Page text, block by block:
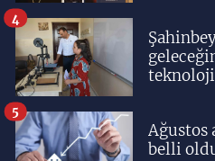
4
Ağustos
belli
5